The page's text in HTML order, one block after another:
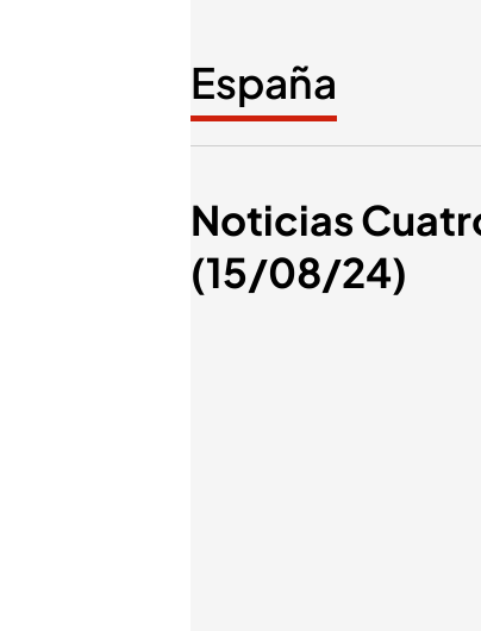
España
Noticias
(15/08/24)